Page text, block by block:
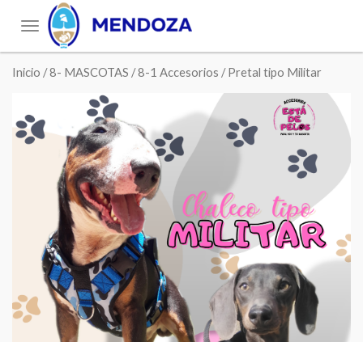
Toggle
navigation
Inicio /8- MASCOTAS /8-1 Accesorios / Pretal tipo Militar